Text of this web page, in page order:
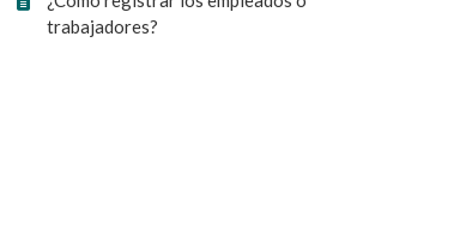
trabajadores?